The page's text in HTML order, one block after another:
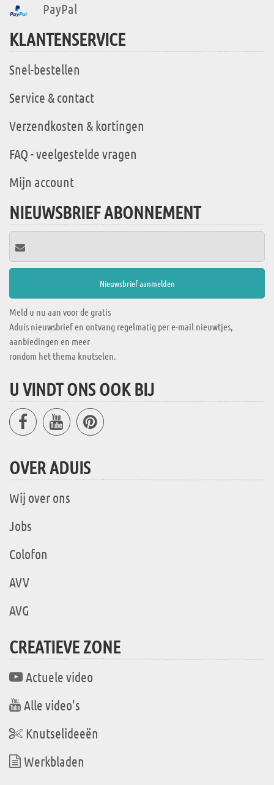
PayPal
KLANTENSERVICE
Snel-bestellen
Service & contact
Verzendkosten & kortingen
FAQ - veelgestelde vragen
Mijn account
NIEUWSBRIEF ABONNEMENT
Meld u nu aan voor de gratis
Aduis nieuwsbrief en ontvang regelmatig per e-mail nieuwtjes,
aanbiedingen en meer
rondom het thema knutselen.
U VINDT ONS OOK BIJ
OVER ADUIS
Wij over ons
Jobs
Colofon
AVV
AVG
CREATIEVE ZONE
Actuele video
Alle video's
Knutselideeën
Werkbladen